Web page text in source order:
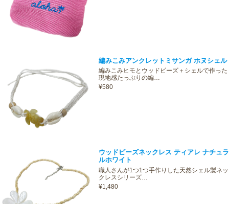
編みこみアンクレットミサンガ ホヌシェル
編みこみヒモとウッドビーズ＋シェルで作った
現地感たっぷりの編…
¥580
ウッドビーズネックレス ティアレ ナチュラ
ルホワイト
職人さんが1つ1つ手作りした天然シェル製ネッ
クレスシリーズ…
¥1,480